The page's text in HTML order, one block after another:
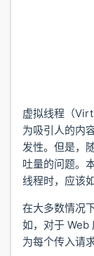
虚拟线程（
为吸引人的内
发性。但是，
吐量的问题。
线程时，应该
在大多数情况
如，对于 Web
为每个传入请